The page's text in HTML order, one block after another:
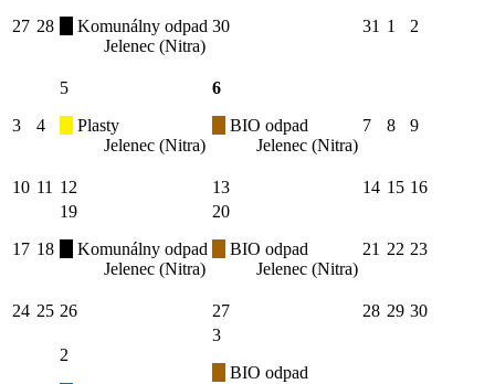
27 28
Komunálny odpad
Jelenec (Nitra)
30 31 1 2
3 4
5
Plasty
Jelenec (Nitra)
6
BIO odpad
Jelenec (Nitra)
7 8 9
10 11 12 13 14 15 16
17 18
19
Komunálny odpad
Jelenec (Nitra)
20
BIO odpad
Jelenec (Nitra)
21 22 23
24 25 26 27 28 29 30
2
3
BIO odpad